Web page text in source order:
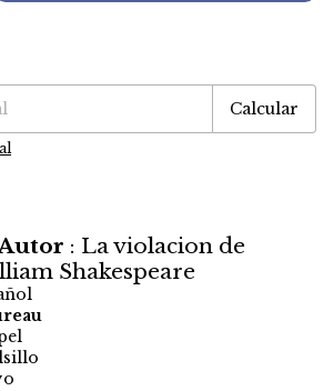
Calcular
: La violacion de
Shakespeare